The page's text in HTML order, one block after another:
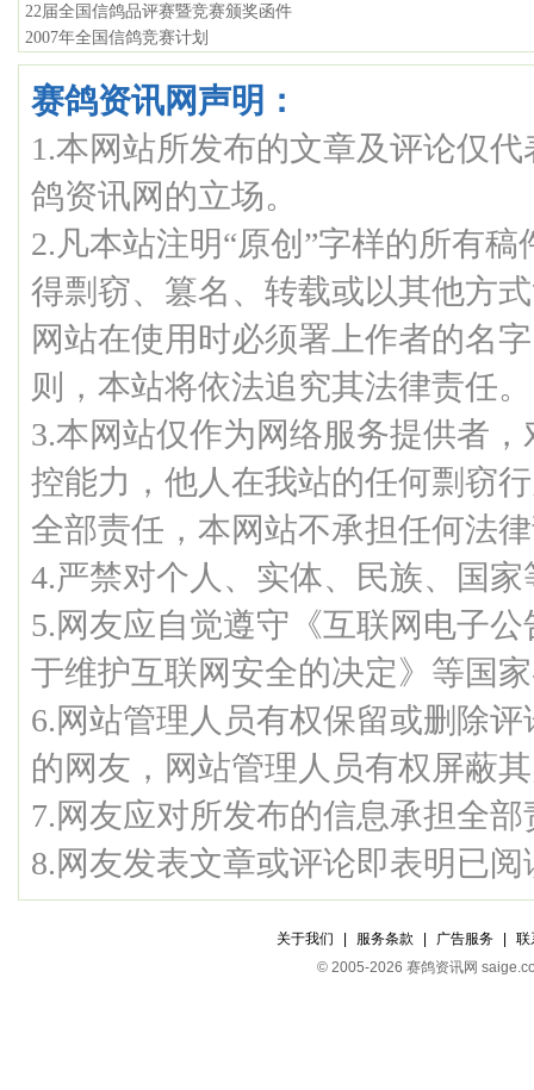
22届全国信鸽品评赛暨竞赛颁奖函件
2007年全国信鸽竞赛计划
赛鸽资讯网声明：
1.本网站所发布的文章及评论仅
鸽资讯网的立场。
2.凡本站注明“原创”字样的所有
得剽窃、篡名、转载或以其他方
网站在使用时必须署上作者的名
则，本站将依法追究其法律责任。
3.本网站仅作为网络服务提供者
控能力，他人在我站的任何剽窃
全部责任，本网站不承担任何法
4.严禁对个人、实体、民族、国
5.网友应自觉遵守《互联网电子
于维护互联网安全的决定》等国
6.网站管理人员有权保留或删除
的网友，网站管理人员有权屏蔽
7.网友应对所发布的信息承担全部
8.网友发表文章或评论即表明已
关于我们 服务条款 广告服务
联
© 2005-2026 赛鸽资讯网